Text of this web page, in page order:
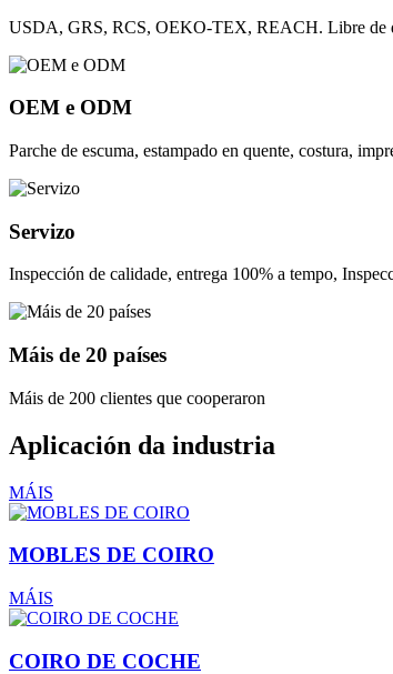
USDA, GRS, RCS, OEKO-TEX, REACH. Libre de
OEM e ODM
Parche de escuma, estampado en quente, costura,
Servizo
Inspección de calidade, entrega 100% a tempo,
Máis de 20 países
Máis de 200 clientes que cooperaron
Aplicación da industria
MÁIS
MOBLES DE COIRO
MÁIS
COIRO DE COCHE